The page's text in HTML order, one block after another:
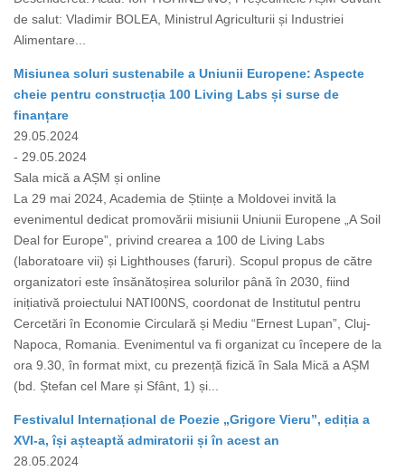
de salut: Vladimir BOLEA, Ministrul Agriculturii și Industriei
Alimentare...
Misiunea soluri sustenabile a Uniunii Europene: Aspecte
cheie pentru construcția 100 Living Labs și surse de
finanțare
29.05.2024
- 29.05.2024
Sala mică a AȘM și online
La 29 mai 2024, Academia de Științe a Moldovei invită la
evenimentul dedicat promovării misiunii Uniunii Europene „A Soil
Deal for Europe”, privind crearea a 100 de Living Labs
(laboratoare vii) și Lighthouses (faruri). Scopul propus de către
organizatori este însănătoșirea solurilor până în 2030, fiind
inițiativă proiectului NATI00NS, coordonat de Institutul pentru
Cercetări în Economie Circulară și Mediu “Ernest Lupan”, Cluj-
Napoca, Romania. Evenimentul va fi organizat cu începere de la
ora 9.30, în format mixt, cu prezență fizică în Sala Mică a AȘM
(bd. Ștefan cel Mare și Sfânt, 1) și...
Festivalul Internațional de Poezie „Grigore Vieru”, ediția a
XVI-a, își așteaptă admiratorii și în acest an
28.05.2024